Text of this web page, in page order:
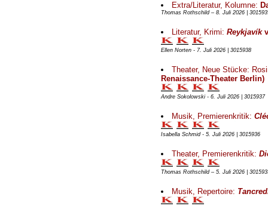
Extra/Literatur, Kolumne:
Thomas Rothschild – 8. Juli 2026 |
Literatur, Krimi: Reykjavík
Ellen Norten - 7. Juli 2026 | 3015938
Theater, Neue Stücke:
Renaissance-Theater Berlin)
Andre Sokolowski - 6. Juli 2026 | 3015937
Musik, Premierenkritik:
Isabella Schmid - 5. Juli 2026 | 3015936
Theater, Premierenkritik:
Thomas Rothschild – 5. Juli 2026 |
Musik, Repertoire: